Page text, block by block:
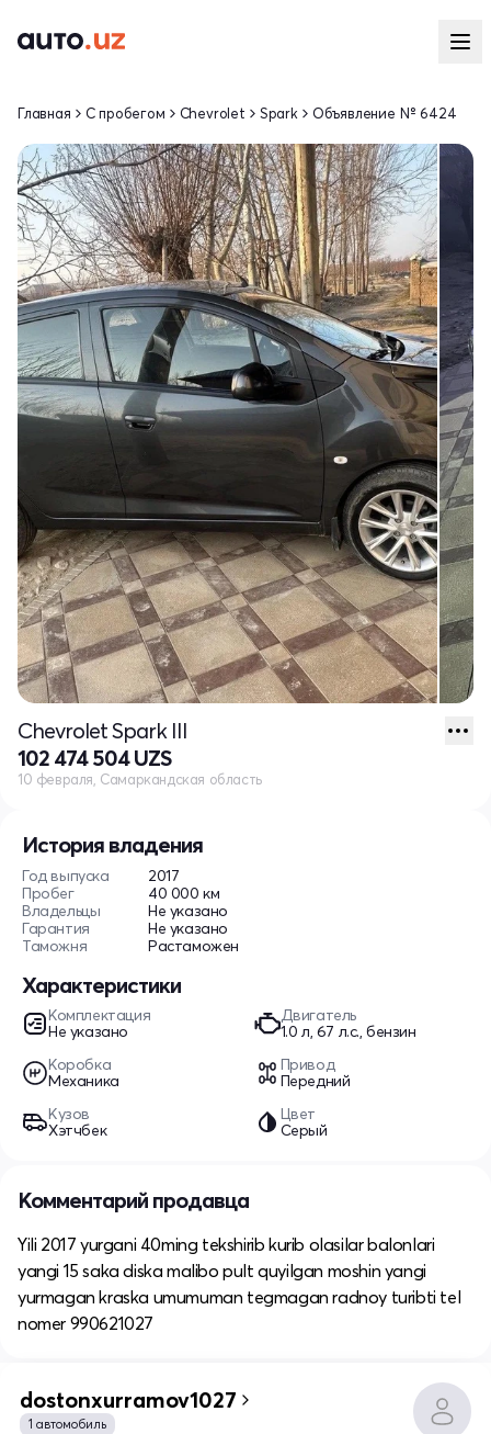
История владения
Год выпуска
2017
Пробег
40 000 км
Владельцы
Не указано
Гарантия
Не указано
Таможня
Растаможен
Характеристики
Комплектация
Не указано
Двигатель
1.0 л, 67 л.с., бензин
Коробка
Механика
Привод
Передний
Кузов
Хэтчбек
Цвет
Серый
Главная С пробегом Chevrolet Spark Объявление № 6424
Chevrolet Spark III
102 474 504 UZS
10 февраля, Самаркандская область
Комментарий продавца
Yili 2017 yurgani 40ming tekshirib kurib olasilar balonlari
yangi 15 saka diska malibo pult quyilgan moshin yangi
yurmagan kraska umumuman tegmagan radnoy turibti tel
nomer 990621027
dostonxurramov1027
1 автомобиль